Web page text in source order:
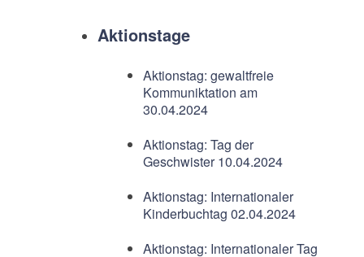
Aktionstage
Aktionstag: gewaltfreie
Kommuniktation am
30.04.2024
Aktionstag: Tag der
Geschwister 10.04.2024
Aktionstag: Internationaler
Kinderbuchtag 02.04.2024
Aktionstag: Internationaler Tag